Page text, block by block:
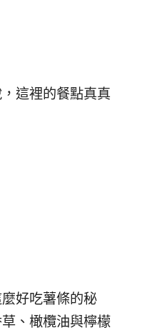
這裡的餐點真真
好吃薯條的秘
、橄欖油與檸檬